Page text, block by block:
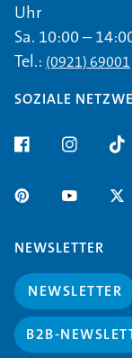
Uhr
Sa. 10:00 –
Tel.: (0921) 69001
SOZIALE
NEWSLETTER
NEWSLETTER
B2B-